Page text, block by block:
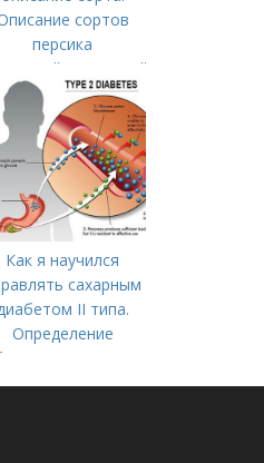
сортов
персика
новость степи,
пушистый ранний)
Как я научился
сахарным
II типа.
Определение
Причины
заболевания